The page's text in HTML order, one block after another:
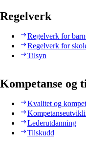
Regelverk
Regelverk for
Regelverk for
Tilsyn
Kompetanse og
Kvalitet og
Lederutdanning
Tilskudd